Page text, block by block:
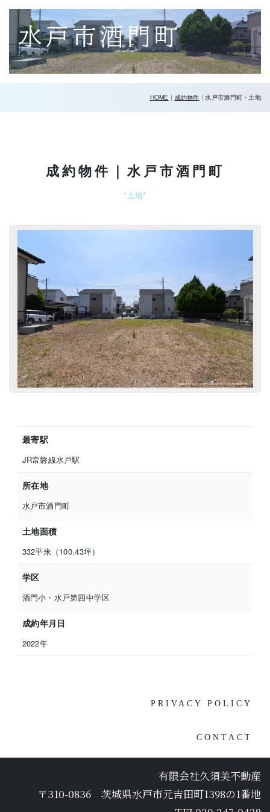
水戸市酒門町
HOME | 成約物件 |水戸市酒門町・土地
成約物件｜水戸市酒門町
*土地*
最寄駅
JR常磐線水戸駅
所在地
水戸市酒門町
土地面積
332平米（100.43坪）
学区
酒門小・水戸第四中学区
成約年月日
2022年
PRIVACY POLICY
CONTACT
有限会社久須美不動産
〒310-0836 茨城県水戸市元吉田町1398の1番地